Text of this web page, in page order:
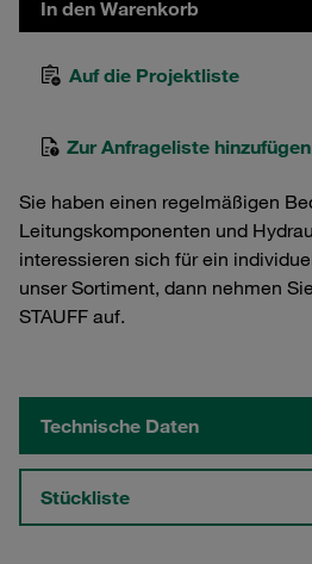
In den Warenkorb
Auf die Projektliste
Zur Anfrageliste hinzufügen
Sie haben einen regelmäßigen
Leitungskomponenten und
interessieren sich für ein
unser Sortiment, dann nehmen
STAUFF auf.
Technische Daten
Stückliste